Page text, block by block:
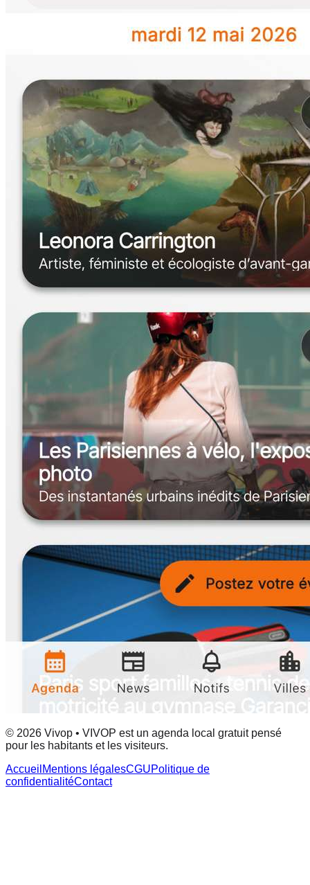
© 2026 Vivop • VIVOP est un agenda local gratuit pensé
pour les habitants et les visiteurs.
Accueil Mentions légalesCGUPolitique de
confidentialitéContact